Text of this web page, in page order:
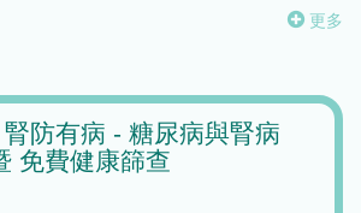
更多
症講座系列：抗癌路上
頭頸癌的飲食及吞嚥貼